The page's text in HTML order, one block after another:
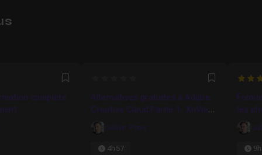
Favori
complète
Favori
Alternatives gratuites à Adobe
Creative Cloud Partie 1- XnView
et Gimp
Julien Pons
4h57
les